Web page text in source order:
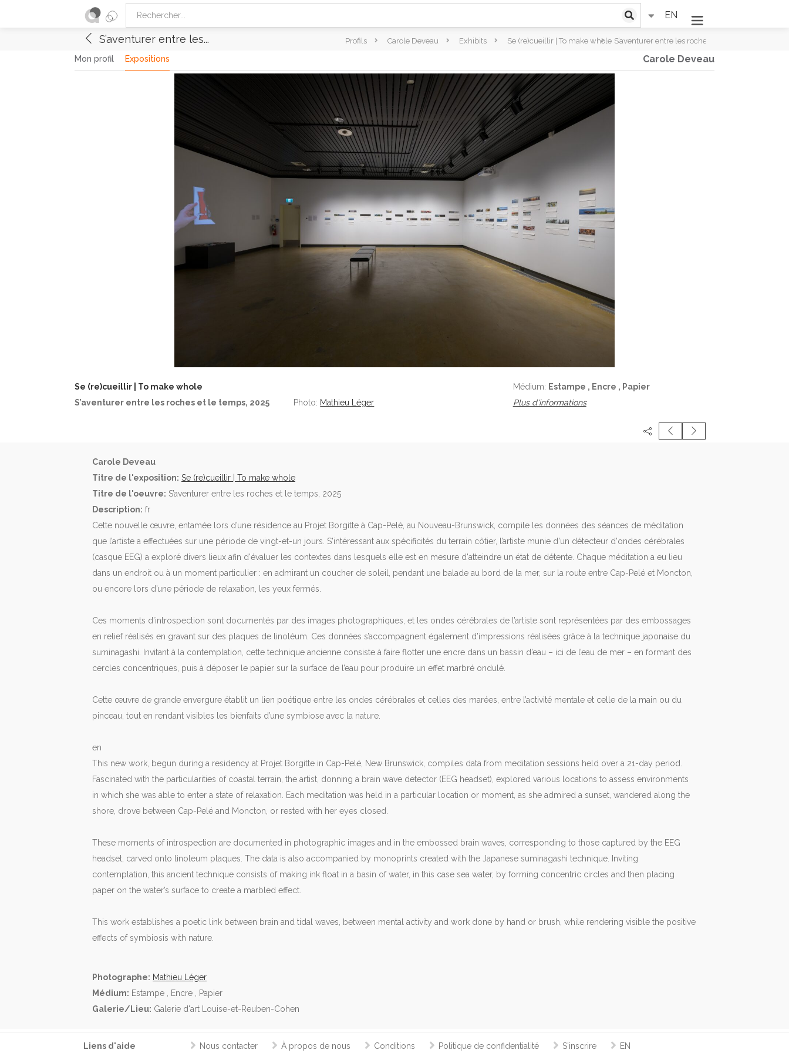
EN
S’aventurer entre les... Profils Carole Deveau Exhibits Se (re)cueillir | To make whole S’aventurer entre les roches et le temps, 2025
Mon profil Expositions Carole Deveau
Se (re)cueillir | To make whole
S’aventurer entre les roches et le temps, 2025
Photo: Mathieu Léger
Médium: Estampe , Encre , Papier
Plus d'informations
Carole Deveau
Titre de l'exposition: Se (re)cueillir | To make whole
Titre de l'oeuvre: S’aventurer entre les roches et le temps, 2025
Description: fr
Cette nouvelle œuvre, entamée lors d’une résidence au Projet Borgitte à Cap-Pelé, au Nouveau-Brunswick, compile les données des séances de méditation
que l’artiste a effectuées sur une période de vingt-et-un jours. S'intéressant aux spécificités du terrain côtier, l’artiste munie d'un détecteur d'ondes cérébrales
(casque EEG) a exploré divers lieux afin d'évaluer les contextes dans lesquels elle est en mesure d'atteindre un état de détente. Chaque méditation a eu lieu
dans un endroit ou à un moment particulier : en admirant un coucher de soleil, pendant une balade au bord de la mer, sur la route entre Cap-Pelé et Moncton,
ou encore lors d’une période de relaxation, les yeux fermés.
Ces moments d’introspection sont documentés par des images photographiques, et les ondes cérébrales de l’artiste sont représentées par des embossages
en relief réalisés en gravant sur des plaques de linoléum. Ces données s’accompagnent également d’impressions réalisées grâce à la technique japonaise du
suminagashi. Invitant à la contemplation, cette technique ancienne consiste à faire flotter une encre dans un bassin d’eau – ici de l’eau de mer – en formant des
cercles concentriques, puis à déposer le papier sur la surface de l’eau pour produire un effet marbré ondulé.
Cette œuvre de grande envergure établit un lien poétique entre les ondes cérébrales et celles des marées, entre l’activité mentale et celle de la main ou du
pinceau, tout en rendant visibles les bienfaits d’une symbiose avec la nature.
en
This new work, begun during a residency at Projet Borgitte in Cap-Pelé, New Brunswick, compiles data from meditation sessions held over a 21-day period.
Fascinated with the particularities of coastal terrain, the artist, donning a brain wave detector (EEG headset), explored various locations to assess environments
in which she was able to enter a state of relaxation. Each meditation was held in a particular location or moment, as she admired a sunset, wandered along the
shore, drove between Cap-Pelé and Moncton, or rested with her eyes closed.
These moments of introspection are documented in photographic images and in the embossed brain waves, corresponding to those captured by the EEG
headset, carved onto linoleum plaques. The data is also accompanied by monoprints created with the Japanese suminagashi technique. Inviting
contemplation, this ancient technique consists of making ink float in a basin of water, in this case sea water, by forming concentric circles and then placing
paper on the water’s surface to create a marbled effect.
This work establishes a poetic link between brain and tidal waves, between mental activity and work done by hand or brush, while rendering visible the positive
effects of symbiosis with nature.
Photographe: Mathieu Léger
Médium: Estampe , Encre , Papier
Galerie/Lieu: Galerie d'art Louise-et-Reuben-Cohen
Liens d'aide Nous contacter À propos de nous Conditions Politique de confidentialité S'inscrire EN